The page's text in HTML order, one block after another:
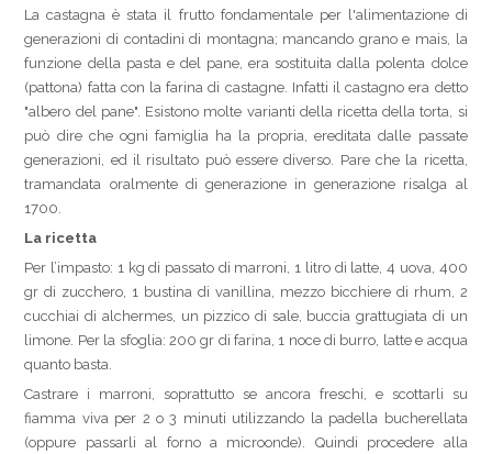
La castagna è stata il frutto fondamentale per l'alimentazione di
generazioni di contadini di montagna; mancando grano e mais, la
funzione della pasta e del pane, era sostituita dalla polenta dolce
(pattona) fatta con la farina di castagne. Infatti il castagno era detto
"albero del pane". Esistono molte varianti della ricetta della torta, si
può dire che ogni famiglia ha la propria, ereditata dalle passate
generazioni, ed il risultato può essere diverso. Pare che la ricetta,
tramandata oralmente di generazione in generazione risalga al
1700.
La ricetta
Per l’impasto: 1 kg di passato di marroni, 1 litro di latte, 4 uova, 400
gr di zucchero, 1 bustina di vanillina, mezzo bicchiere di rhum, 2
cucchiai di alchermes, un pizzico di sale, buccia grattugiata di un
limone. Per la sfoglia: 200 gr di farina, 1 noce di burro, latte e acqua
quanto basta.
Castrare i marroni, soprattutto se ancora freschi, e scottarli su
fiamma viva per 2 o 3 minuti utilizzando la padella bucherellata
(oppure passarli al forno a microonde). Quindi procedere alla